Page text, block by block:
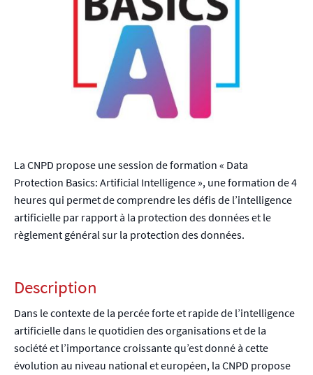
La CNPD propose une session de formation « Data
Protection Basics: Artificial Intelligence », une formation de 4
heures qui permet de comprendre les défis de l’intelligence
artificielle par rapport à la protection des données et le
règlement général sur la protection des données.
Description
Dans le contexte de la percée forte et rapide de l’intelligence
artificielle dans le quotidien des organisations et de la
société et l’importance croissante qu’est donné à cette
évolution au niveau national et européen, la CNPD propose